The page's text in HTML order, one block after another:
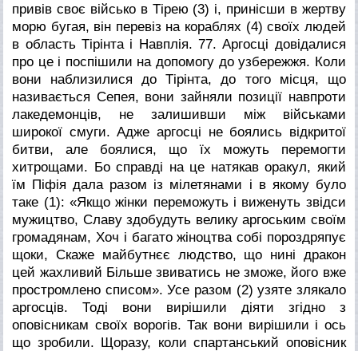
привів своє військо в Тірею (3) і, принісши в жертву
морю бугая, він перевіз на кораблях (4) своїх людей
в область Тірінта і Навплія. 77. Аргосці довідалися
про це і поспішили на допомогу до узбережжя. Коли
вони наблизилися до Тірінта, до того місця, що
називається Сепея, вони зайняли позиції навпроти
лакедемонців, не залишивши між військами
широкої смуги. Адже аргосці не боялись відкритої
битви, але боялися, що їх можуть перемогти
хитрощами. Бо справді на це натякав оракул, який
їм Піфія дала разом із мілетянами і в якому було
таке (1): «Якщо жінки переможуть і виженуть звідси
мужицтво, Славу здобудуть велику аргоським своїм
громадянам, Хоч і багато жіноцтва собі пороздряпує
щоки, Скаже майбутнєє людство, що нині дракон
цей жахливий Більше звиватись не зможе, його вже
простромлено списом». Усе разом (2) узяте злякало
аргосців. Тоді вони вирішили діяти згідно з
оповісникам своїх ворогів. Так вони вирішили і ось
що зробили. Щоразу, коли спартанський оповісник